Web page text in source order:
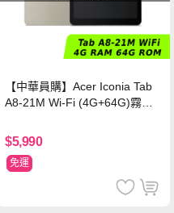
【中華員購】Acer Iconia Tab
A8-21M Wi-Fi (4G+64G)霧光
$5,990
免運